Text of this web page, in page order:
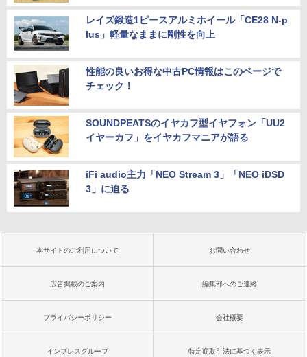
レイズ鍛造1ピースアルミホイール「CE28 N-p
lus」軽量なままに剛性を向上
性能の良いお得な中古PC情報はこのページで
チェック！
SOUNDPEATSのイヤカフ型イヤフォン「UU2
イヤーカフ」をイヤカフマニアが語る
iFi audio主力「NEO Stream 3」「NEO iDSD
3」に迫る
本サイトのご利用について お問い合わせ
広告掲載のご案内 編集部へのご連絡
プライバシーポリシー 会社概要
インプレスグループ 特定商取引法に基づく表示